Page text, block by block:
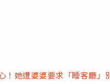
！她遭婆婆要求「睡客廳